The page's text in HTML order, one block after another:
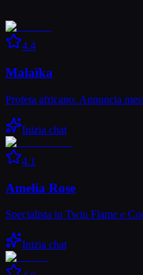
4.4
Malaïka
Profeta africano. Annuncia
Inizia chat
4.1
Amelia Rose
Specialista in Twin Flame e
Inizia chat